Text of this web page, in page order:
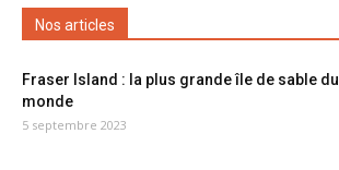
Nos articles
Fraser Island : la plus grande île de sable du
monde
5 septembre 2023